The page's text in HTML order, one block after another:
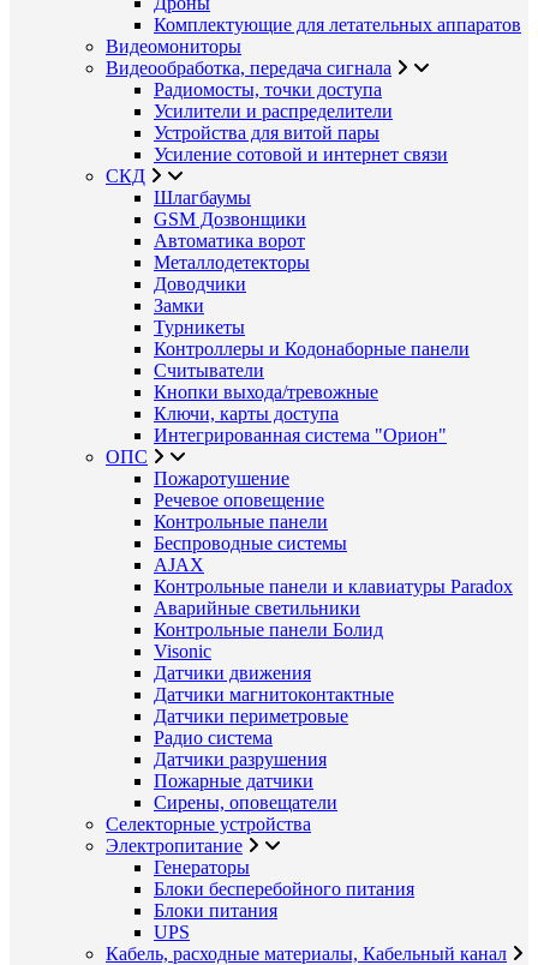
Комплектующие для летательных аппаратов
Видеомониторы
Видеообработка, передача сигнала
Радиомосты, точки доступа
Усилители и распределители
Устройства для витой пары
Усиление сотовой и интернет связи
СКД
Шлагбаумы
GSM Дозвонщики
Автоматика ворот
Металлодетекторы
Доводчики
Замки
Турникеты
Контроллеры и Кодонаборные панели
Считыватели
Кнопки выхода/тревожные
Ключи, карты доступа
Интегрированная система "Орион"
ОПС
Пожаротушение
Речевое оповещение
Контрольные панели
Беспроводные системы
AJAX
Контрольные панели и клавиатуры Paradox
Аварийные светильники
Контрольные панели Болид
Visonic
Датчики движения
Датчики магнитоконтактные
Датчики периметровые
Радио система
Датчики разрушения
Пожарные датчики
Сирены, оповещатели
Селекторные устройства
Электропитание
Генераторы
Блоки бесперебойного питания
Блоки питания
UPS
Кабель, расходные материалы, Кабельный канал